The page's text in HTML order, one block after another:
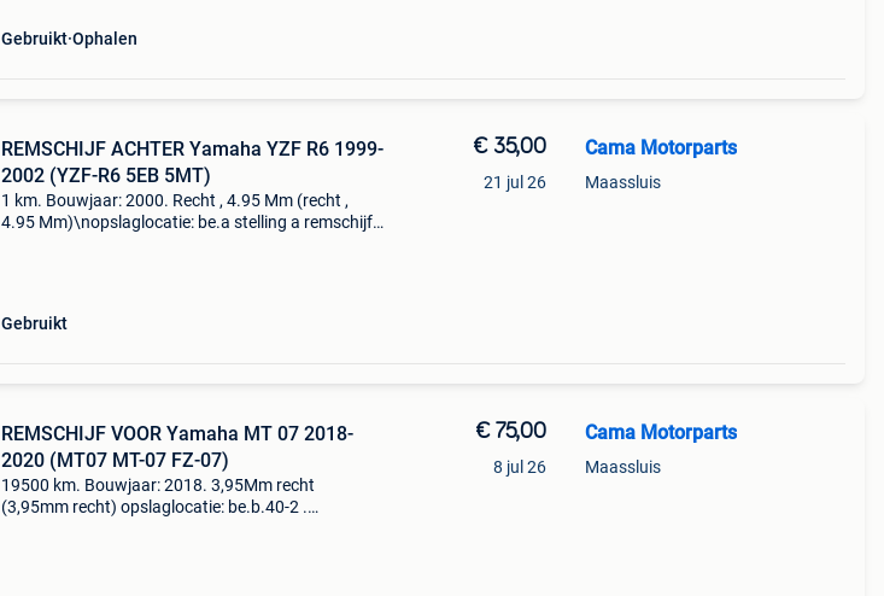
Gebruikt Ophalen
REMSCHIJF ACHTER Yamaha YZF R6 1999-
2002 (YZF-R6 5EB 5MT)
1 km. Bouwjaar: 2000. Recht , 4.95 Mm (recht ,
4.95 Mm)\nopslaglocatie: be.a stelling a remschijf
Gebruikt
€ 35,00
21 jul 26
Cama Motorparts
Maassluis
REMSCHIJF VOOR Yamaha MT 07 2018-
2020 (MT07 MT-07 FZ-07)
19500 km. Bouwjaar: 2018. 3,95Mm recht
(3,95mm recht) opslaglocatie: be.b.40-2 .
€ 75,00
8 jul 26
Cama Motorparts
Maassluis